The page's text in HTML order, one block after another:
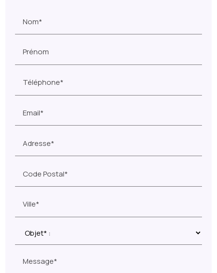
Nom*
Prénom
Téléphone*
Email*
Adresse*
Code Postal*
Ville*
Message*